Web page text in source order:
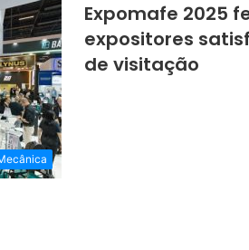
Expomafe 2025
expositores
de visitação